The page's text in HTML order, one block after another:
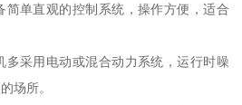
简单直观的控制系统，操作方便，适合
多采用电动或混合动力系统，运行时噪
场所。